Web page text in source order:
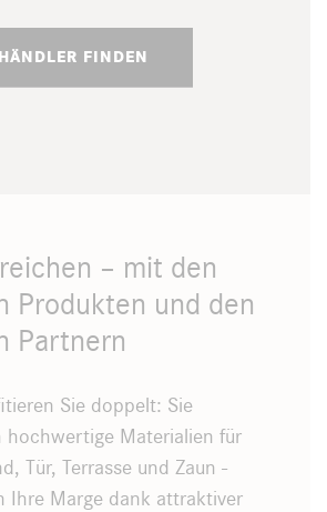
HÄNDLER FINDEN
– mit den
Produkten und den
Partnern
Sie doppelt: Sie
hochwertige Materialien für
Tür, Terrasse und Zaun -
Ihre Marge dank attraktiver